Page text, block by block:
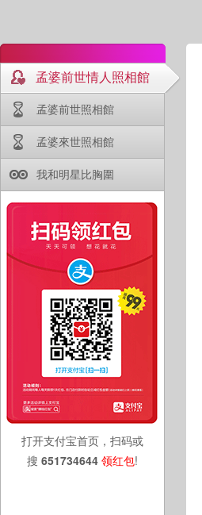
孟婆前世情人照相館
孟婆前世照相館
孟婆來世照相館
我和明星比胸圍
打开支付宝首页，扫码或
搜 651734644 领红包!